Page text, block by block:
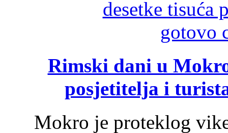
Rimski dani u
posjetitelja i
Mokro je proteklog